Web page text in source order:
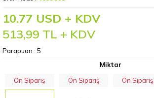
10.77 USD + KDV
513,99 TL + KDV
Parapuan : 5
Miktar
Ön Sipariş
Ön Sipariş Ön Sipariş